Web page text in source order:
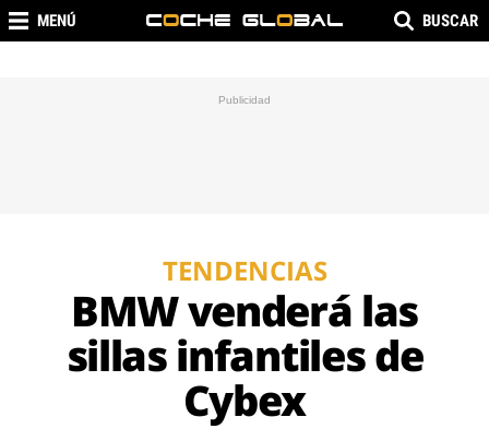
MENÚ BUSCAR
TENDENCIAS
BMW venderá las
sillas infantiles de
Cybex